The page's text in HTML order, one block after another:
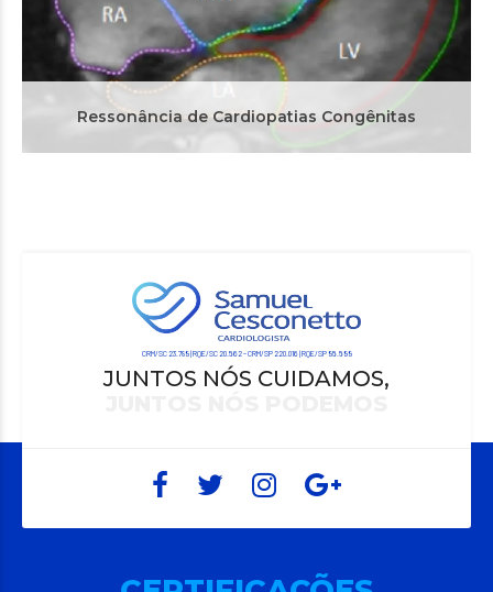
Ressonância de Cardiopatias Congênitas
CRM/SC 23.789 | RQE/SC 20.562 – CRM/SP 220.016 | RQE/SP 95.599
JUNTOS NÓS CUIDAMOS,